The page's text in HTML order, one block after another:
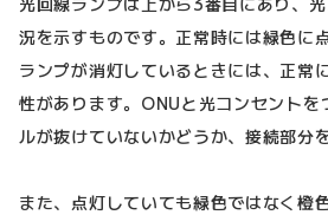
況を示すものです。正常時には緑色に
ランプが消灯しているときには、正常
性があります。ONUと光コンセントを
ルが抜けていないかどうか、接続部分
また、点灯していても緑色ではなく橙